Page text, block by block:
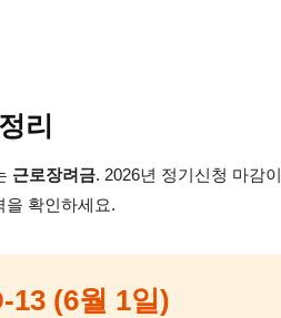
리
근로장려금. 2026년 정기신청 마감이
을 확인하세요.
13 (6월 1일)